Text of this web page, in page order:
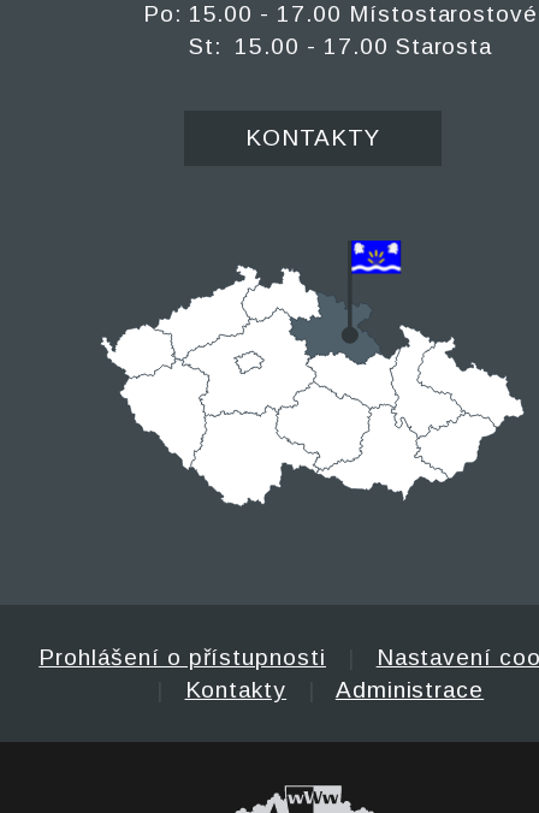
Po: 15.00 - 17.00 Místostarostové
St: 15.00 - 17.00 Starosta
KONTAKTY
Prohlášení o přístupnosti
Nastavení
Kontakty Administrace